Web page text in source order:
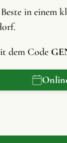
in einem
dem Code